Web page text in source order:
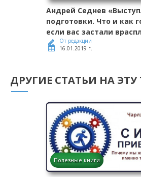
Андрей Седнев
подготовки. Что и как
если вас застали
От редакции
16.01.2019 г.
ДРУГИЕ СТАТЬИ НА ЭТУ
Полезные книги